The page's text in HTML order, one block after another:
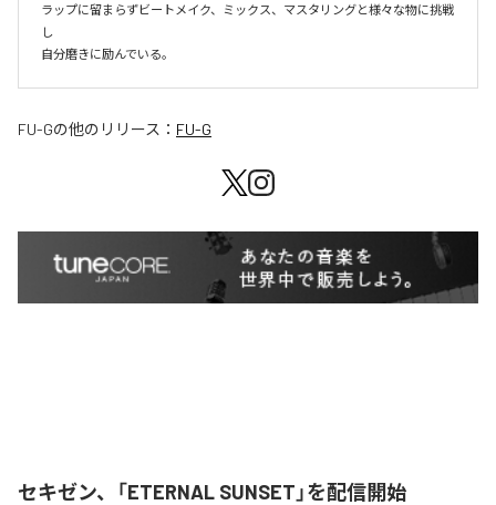
ラップに留まらずビートメイク、ミックス、マスタリングと様々な物に挑戦
し
自分磨きに励んでいる。
FU-Gの他のリリース： FU-G
セキゼン、「ETERNAL SUNSET」を配信開始